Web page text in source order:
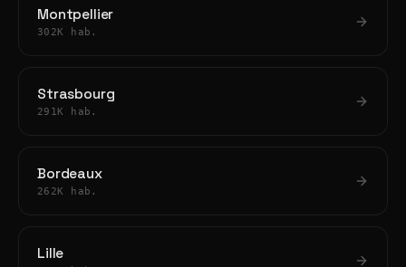
Montpellier
302K hab.
Strasbourg
291K hab.
Bordeaux
262K hab.
Lille